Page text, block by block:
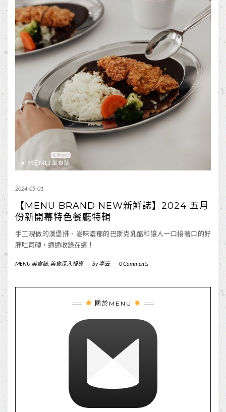
2024-05-01
【MENU BRAND NEW新鮮誌】2024 五月
份新開幕特色餐廳特輯
手工現做的漢堡排、滋味濃郁的巴斯克乳酪和讓人一口接著口的好
胖吐司磚，通通收錄在這！
MENU 美食誌, 美食深入報導 - by亭云 - 0 Comments
關於MENU